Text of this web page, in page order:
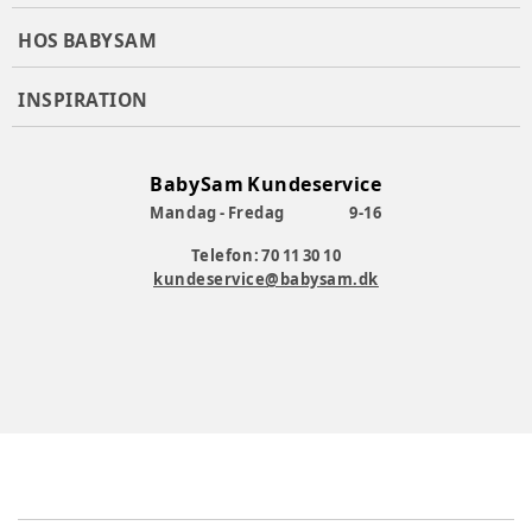
HOS BABYSAM
INSPIRATION
BabySam Kundeservice
Mandag - Fredag
9-16
Telefon: 70 11 30 10
kundeservice@babysam.dk